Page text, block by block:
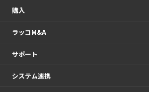
購入
ラッコM&A
サポート
システム連携